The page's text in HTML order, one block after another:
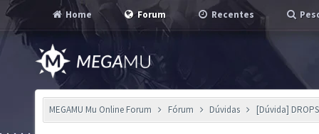
Home Forum Recentes
MEGAMU Mu Online Forum Fórum Dúvidas [Dúvida] DROPS